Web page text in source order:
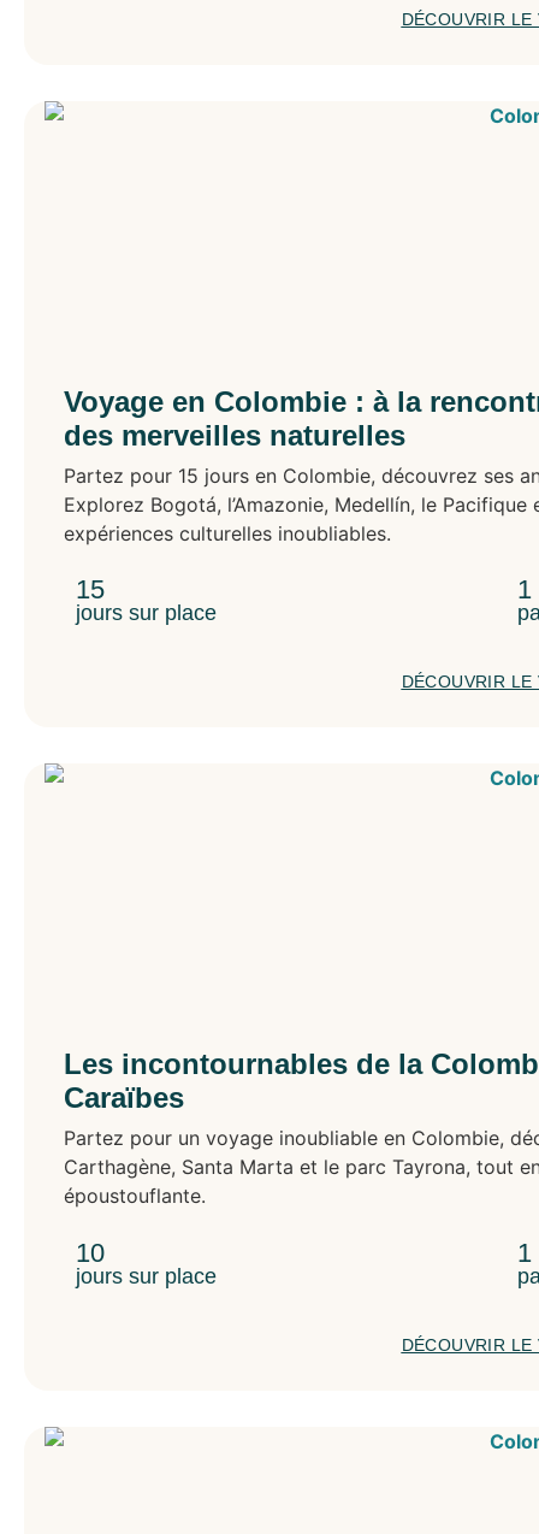
DÉCOUVRIR LE
Voyage en Colombie : à la
des merveilles naturelles
Partez pour 15 jours en Colombie, découvrez ses
Explorez Bogotá, l’Amazonie, Medellín, le
expériences culturelles inoubliables.
15
jours sur place
DÉCOUVRIR LE
Les incontournables de la
Caraïbes
Partez pour un voyage inoubliable en Colombie,
Carthagène, Santa Marta et le parc Tayrona, tout
époustouflante.
10
jours sur place
DÉCOUVRIR LE